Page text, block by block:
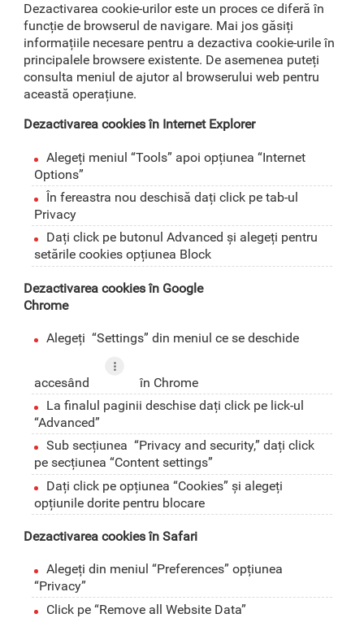
Dezactivarea cookie-urilor este un proces ce diferă în
funcție de browserul de navigare. Mai jos găsiți
informațiile necesare pentru a dezactiva cookie-urile în
principalele browsere existente. De asemenea puteți
consulta meniul de ajutor al browserului web pentru
această operațiune.
Dezactivarea cookies în Internet Explorer
Alegeți meniul “Tools” apoi opțiunea “Internet
Options”
În fereastra nou deschisă dați click pe tab-ul
Privacy
Dați click pe butonul Advanced și alegeți pentru
setările cookies opțiunea Block
Dezactivarea cookies în Google
Chrome
Alegeți “Settings” din meniul ce se deschide
accesând
în Chrome
La finalul paginii deschise dați click pe lick-ul
“Advanced”
Sub secțiunea “Privacy and security,” dați click
pe secțiunea “Content settings”
Dați click pe opțiunea “Cookies” și alegeți
opțiunile dorite pentru blocare
Dezactivarea cookies în Safari
Alegeți din meniul “Preferences” opțiunea
“Privacy”
Click pe “Remove all Website Data”